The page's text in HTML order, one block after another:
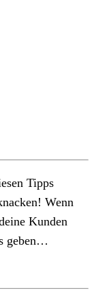
Tipps
Wenn
Kunden
geben…